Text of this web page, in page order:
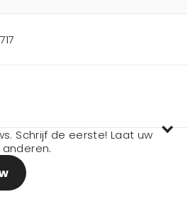
Schrijf de eerste! Laat uw